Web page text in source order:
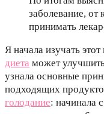
заболевание, от
принимать
Я начала изучать
диета может
узнала основные
подходящих
голодание: начинала